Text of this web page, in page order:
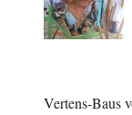
Vertens-Baus